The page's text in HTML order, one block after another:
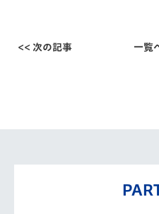
<< 次の記事 一覧